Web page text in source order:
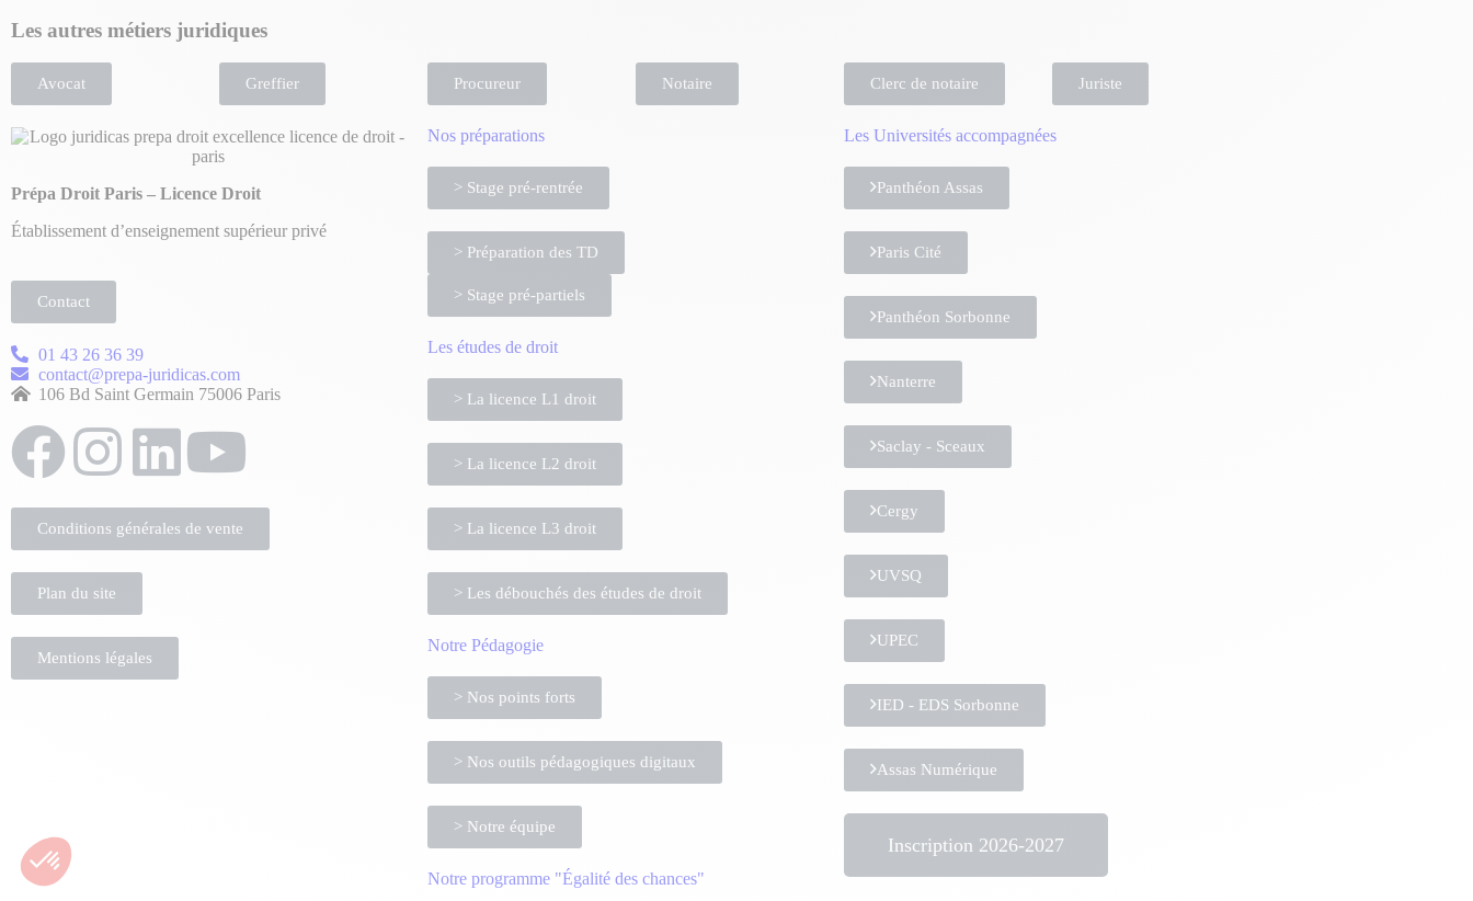
Les autres métiers juridiques
Avocat Greffier Procureur Notaire Clerc de notaire Juriste
Prépa Droit Paris – Licence Droit
Établissement d’enseignement supérieur privé
Contact
01 43 26 36 39
contact@prepa-juridicas.com
106 Bd Saint Germain 75006 Paris
Conditions générales de vente
Plan du site
Mentions légales
Nos préparations
> Stage pré-rentrée
> Préparation des TD
> Stage pré-partiels
Les études de droit
> La licence L1 droit
> La licence L2 droit
> La licence L3 droit
> Les débouchés des études de droit
Notre Pédagogie
> Nos points forts
> Nos outils pédagogiques digitaux
> Notre équipe
Notre programme "Égalité des chances"
Les Universités accompagnées
Panthéon Assas
Paris Cité
Panthéon Sorbonne
Nanterre
Saclay - Sceaux
Cergy
UVSQ
UPEC
IED - EDS Sorbonne
Assas Numérique
Inscription 2026-2027